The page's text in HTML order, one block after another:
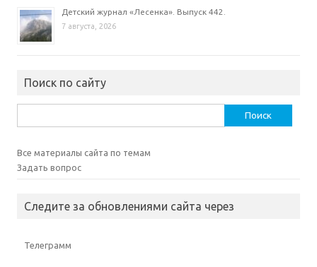
Детский журнал «Лесенка». Выпуск 442.
7 августа, 2026
Поиск по сайту
Все материалы сайта по темам
Задать вопрос
Следите за обновлениями сайта через
Телеграмм